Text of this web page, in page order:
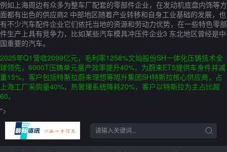
例如上海周边有众多为整车厂配套的零部件企业，在发动机底盘内饰等方
面都有出色的供应商2 中部地区随着产业转移和自身工业基础的发展，也
有不少汽车配件企业它们依托当地的资源和劳动力优势，在一些特色零部
件生产上具有竞争力，比如某些汽车模具冲压件企业3 东北地区曾经是中
国重要的汽车。
2025年Q1营收2099亿元，毛利率1258%文灿股份SH一体化压铸技术全
球领先，6000T压铸单元量产效率提升40%，为蔚来ET5提供车身件并减
重15%，客户包括特斯拉蔚来理想等旭升集团SH特斯拉核心供应商，占
上海工厂采购量40%，热管理系统降耗20%，客户以特斯拉为主占比超
60。
">